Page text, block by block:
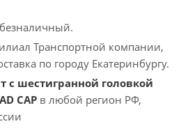
Транспортной компании,
по городу Екатеринбургу.
с шестигранной головкой
CAP в любой регион РФ,